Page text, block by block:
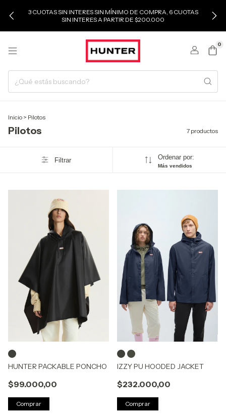
3 CUOTAS SIN INTERES SIN MÍNIMO DE COMPRA, 6 CUOTAS
SIN INTERES A PARTIR DE $200.000
0
Inicio > Pilotos
Pilotos 7 productos
Filtrar Ordenar por:
Más vendidos
HUNTER PACKABLE PONCHO
$99.000,00
Comprar
IZZY PU HOODED JACKET
$232.000,00
Comprar